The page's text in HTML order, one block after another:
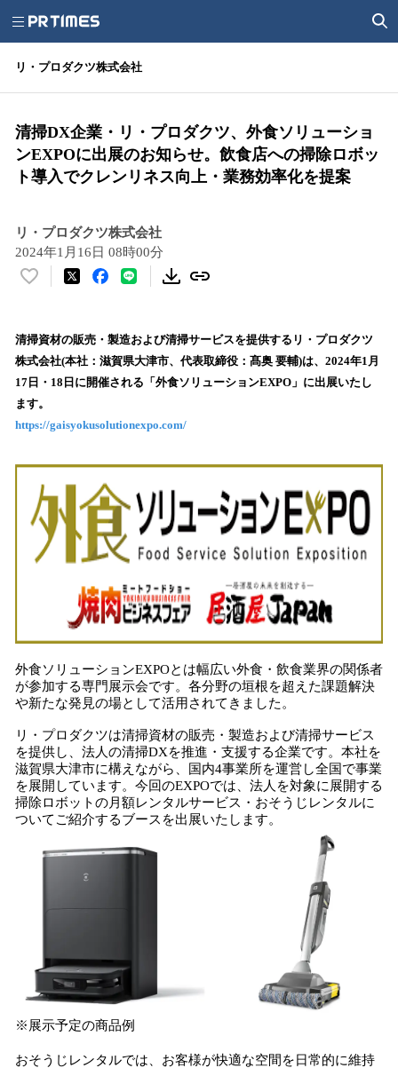
リ・プロダクツ株式会社
清掃DX企業・リ・プロダクツ、外食ソリューショ
ンEXPOに出展のお知らせ。飲食店への掃除ロボッ
ト導入でクレンリネス向上・業務効率化を提案
リ・プロダクツ株式会社
2024年1月16日 08時00分
い
！
数
を
読
み
込
中
で
す
清掃資材の販売・製造および清掃サービスを提供するリ・プロダクツ
株式会社(本社：滋賀県大津市、代表取締役：髙奥 要輔)は、2024年1月
17日・18日に開催される「外食ソリューションEXPO」に出展いたし
ます。
https://gaisyokusolutionexpo.com/
外食ソリューションEXPOとは幅広い外食・飲食業界の関係者
が参加する専門展示会です。各分野の垣根を超えた課題解決
や新たな発見の場として活用されてきました。
リ・プロダクツは清掃資材の販売・製造および清掃サービス
を提供し、法人の清掃DXを推進・支援する企業です。本社を
滋賀県大津市に構えながら、国内4事業所を運営し全国で事業
を展開しています。今回のEXPOでは、法人を対象に展開する
掃除ロボットの月額レンタルサービス・おそうじレンタルに
ついてご紹介するブースを出展いたします。
※展示予定の商品例
おそうじレンタルでは、お客様が快適な空間を日常的に維持